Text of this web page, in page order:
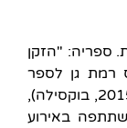
ספריה: "הזקן
בפרס רמת גן לספר
ביכורים), "הנפש קמה באמצע הלילה" (2015, בוקסילה),
(2016, כתר). השתתפה באירוע